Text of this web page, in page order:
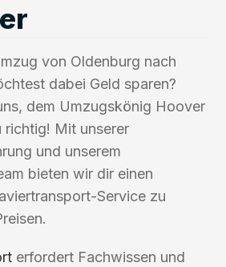
von Oldenburg nach
dabei Geld sparen?
dem Umzugskönig Hoover
richtig! Mit unserer
und unserem
bieten wir dir einen
Service zu
erfordert Fachwissen und